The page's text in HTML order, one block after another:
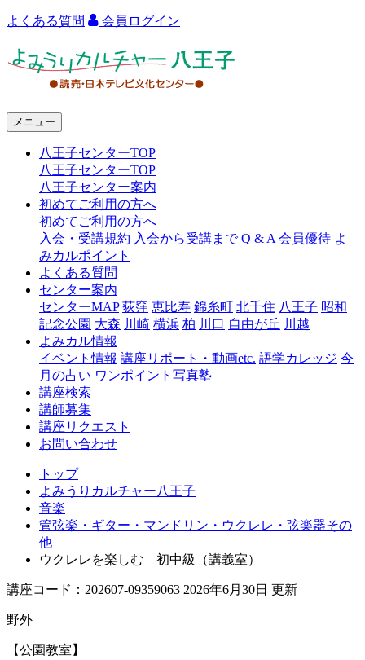
よくある質問 会員ログイン
ャ
王
メニュー
八王子センターTOP
八王子センターTOP
八王子センター案内
初めてご利用の方へ
初めてご利用の方へ
入会・受講規約 入会から受講まで Q & A 会員優待 よ
みカルポイント
よくある質問
センター案内
センターMAP 荻窪 恵比寿 錦糸町 北千住 八王子 昭和
記念公園 大森 川崎 横浜 柏 川口 自由が丘 川越
よみカル情報
イベント情報 講座リポート・動画etc. 語学カレッジ 今
月の占い ワンポイント写真塾
講座検索
講師募集
講座リクエスト
お問い合わせ
トップ
よみうりカルチャー八王子
音楽
管弦楽・ギター・マンドリン・ウクレレ・弦楽器その
他
ウクレレを楽しむ 初中級（講義室）
講座コード：202607-09359063 2026年6月30日 更新
野外
【公園教室】